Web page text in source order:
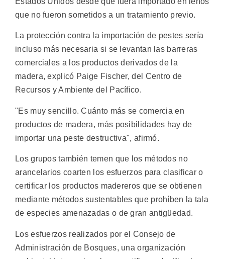
que no fueron sometidos a un tratamiento previo.
La protección contra la importación de pestes sería
incluso más necesaria si se levantan las barreras
comerciales a los productos derivados de la
madera, explicó Paige Fischer, del Centro de
Recursos y Ambiente del Pacífico.
"Es muy sencillo. Cuánto más se comercia en
productos de madera, más posibilidades hay de
importar una peste destructiva", afirmó.
Los grupos también temen que los métodos no
arancelarios coarten los esfuerzos para clasificar o
certificar los productos madereros que se obtienen
mediante métodos sustentables que prohíben la tala
de especies amenazadas o de gran antigüedad.
Los esfuerzos realizados por el Consejo de
Administración de Bosques, una organización